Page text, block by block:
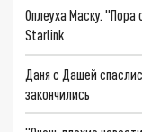
Оплеуха Маску. "Пора
Starlink
Даня с Дашей
закончились